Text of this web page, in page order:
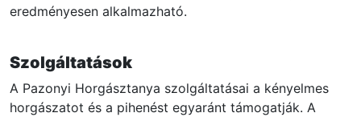
eredményesen alkalmazható.
Szolgáltatások
A Pazonyi Horgásztanya szolgáltatásai a kényelmes
horgászatot és a pihenést egyaránt támogatják. A